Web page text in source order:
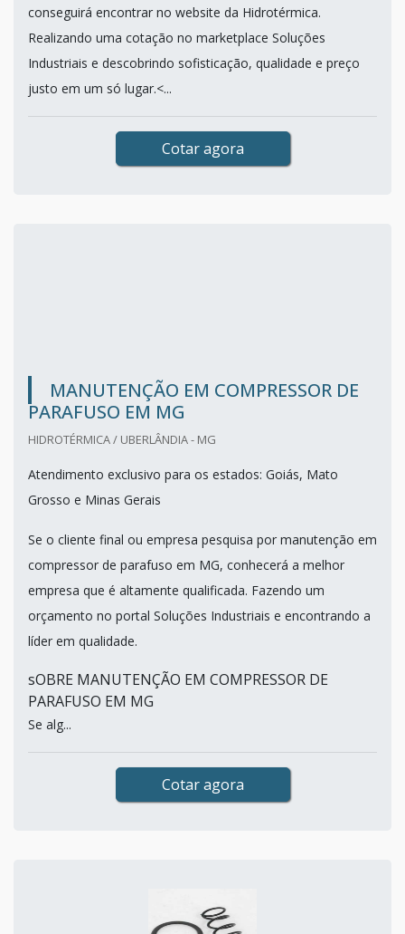
conseguirá encontrar no website da Hidrotérmica.
Realizando uma cotação no marketplace Soluções
Industriais e descobrindo sofisticação, qualidade e preço
justo em um só lugar.<...
Cotar agora
MANUTENÇÃO EM COMPRESSOR DE
PARAFUSO EM MG
HIDROTÉRMICA / UBERLÂNDIA - MG
Atendimento exclusivo para os estados: Goiás, Mato
Grosso e Minas Gerais
Se o cliente final ou empresa pesquisa por manutenção em
compressor de parafuso em MG, conhecerá a melhor
empresa que é altamente qualificada. Fazendo um
orçamento no portal Soluções Industriais e encontrando a
líder em qualidade.
sOBRE MANUTENÇÃO EM COMPRESSOR DE
PARAFUSO EM MG
Se alg...
Cotar agora